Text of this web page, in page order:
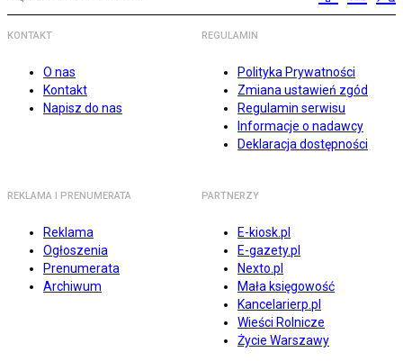
KONTAKT
O nas
Kontakt
Napisz do nas
REGULAMIN
Polityka Prywatności
Zmiana ustawień zgód
Regulamin serwisu
Informacje o nadawcy
Deklaracja dostępności
REKLAMA I PRENUMERATA
Reklama
Ogłoszenia
Prenumerata
Archiwum
PARTNERZY
E-kiosk.pl
E-gazety.pl
Nexto.pl
Mała księgowość
Kancelarierp.pl
Wieści Rolnicze
Życie Warszawy